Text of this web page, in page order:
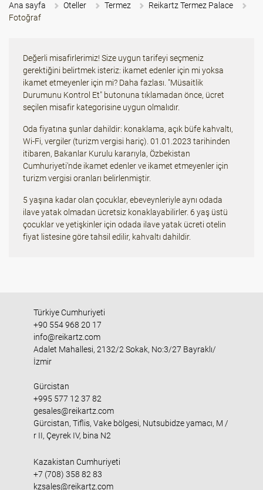
Ana sayfa Oteller Termez
Reikartz Termez Palace
Fotoğraf
Değerli misafirlerimiz! Size uygun tarifeyi seçmeniz
gerektiğini belirtmek isteriz: ikamet edenler için mi yoksa
ikamet etmeyenler için mi? Daha fazlası. "Müsaitlik
Durumunu Kontrol Et" butonuna tıklamadan önce, ücret
seçilen misafir kategorisine uygun olmalıdır.
Oda fiyatına şunlar dahildir: konaklama, açık büfe kahvaltı,
Wi-Fi, vergiler (turizm vergisi hariç). 01.01.2023 tarihinden
itibaren, Bakanlar Kurulu kararıyla, Özbekistan
Cumhuriyeti'nde ikamet edenler ve ikamet etmeyenler için
turizm vergisi oranları belirlenmiştir.
5 yaşına kadar olan çocuklar, ebeveynleriyle aynı odada
ilave yatak olmadan ücretsiz konaklayabilirler. 6 yaş üstü
çocuklar ve yetişkinler için odada ilave yatak ücreti otelin
fiyat listesine göre tahsil edilir, kahvaltı dahildir.
Türkiye Cumhuriyeti
+90 554 968 20 17
info@reikartz.com
Adalet Mahallesi, 2132/2 Sokak, No:3/27 Bayraklı/
İzmir
Gürcistan
+995 577 12 37 82
gesales@reikartz.com
Gürcistan, Tiflis, Vake bölgesi, Nutsubidze yamacı, M /
r II, Çeyrek IV, bina N2
Kazakistan Cumhuriyeti
+7 (708) 358 82 83
kzsales@reikartz.com